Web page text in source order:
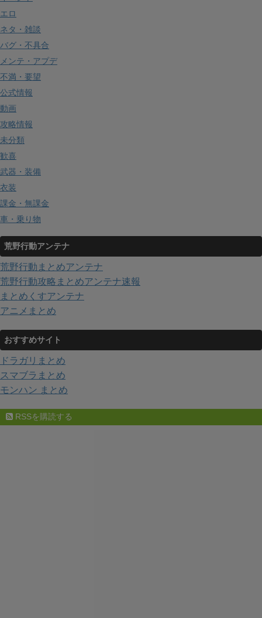
エロ
ネタ・雑談
バグ・不具合
メンテ・アプデ
不満・要望
公式情報
動画
攻略情報
未分類
歓喜
武器・装備
衣装
課金・無課金
車・乗り物
荒野行動アンテナ
荒野行動まとめアンテナ
荒野行動攻略まとめアンテナ速報
まとめくすアンテナ
アニメまとめ
おすすめサイト
ドラガリまとめ
スマブラまとめ
モンハン まとめ
RSSを購読する